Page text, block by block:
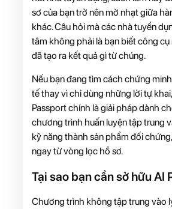
sơ của bạn trở nên mờ nhạt giữa
khác. Câu hỏi mà các nhà tuyển
tâm không phải là bạn biết công cụ
đã tạo ra kết quả gì từ chúng.
Nếu bạn đang tìm cách chứng
tế thay vì chỉ dùng những lời tự
Passport chính là giải pháp dành
chương trình huấn luyện tập trung
kỹ năng thành sản phẩm đối
ngay từ vòng lọc hồ sơ.
Tại sao bạn cần sở hữu AI
Chương trình không tập trung vào